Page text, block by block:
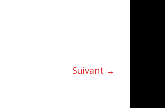
Suivant →